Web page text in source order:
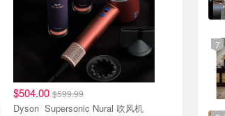
$504.00 $599.99
Dyson Supersonic Nural 吹风机